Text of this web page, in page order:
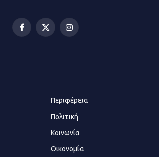
Τηλεφωνικές απάτες με λεία
130.000 ευρώ στην Αττική
Facebook
X
Instagram
Περιφέρεια
Πολιτική
Κοινωνία
Οικονομία